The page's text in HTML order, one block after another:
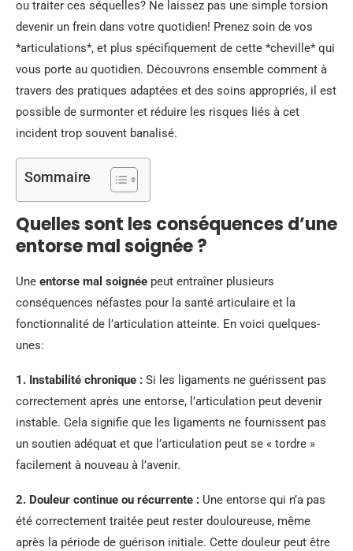
ou traiter ces séquelles? Ne laissez pas une simple torsion
devenir un frein dans votre quotidien! Prenez soin de vos
*articulations*, et plus spécifiquement de cette *cheville* qui
vous porte au quotidien. Découvrons ensemble comment à
travers des pratiques adaptées et des soins appropriés, il est
possible de surmonter et réduire les risques liés à cet
incident trop souvent banalisé.
Sommaire
Quelles sont les conséquences d’une
entorse mal soignée ?
Une entorse mal soignée peut entraîner plusieurs
conséquences néfastes pour la santé articulaire et la
fonctionnalité de l’articulation atteinte. En voici quelques-
unes:
1. Instabilité chronique : Si les ligaments ne guérissent pas
correctement après une entorse, l’articulation peut devenir
instable. Cela signifie que les ligaments ne fournissent pas
un soutien adéquat et que l’articulation peut se « tordre »
facilement à nouveau à l’avenir.
2. Douleur continue ou récurrente : Une entorse qui n’a pas
été correctement traitée peut rester douloureuse, même
après la période de guérison initiale. Cette douleur peut être